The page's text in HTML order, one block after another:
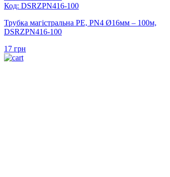
Код: DSRZPN416-100
Трубка магістральна PE, PN4 Ø16мм – 100м,
DSRZPN416-100
17 грн